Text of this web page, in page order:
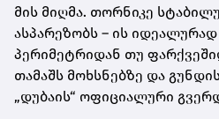
მის მიღმა. თორნიკე
ასპარეზობს – ის
პერიმეტრიდან თუ
თამაშს მოხსნებზე და
„დუბაის“ ოფიციალური